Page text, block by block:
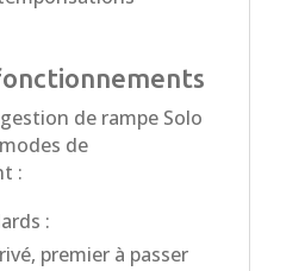
de rampe Solo
de
:
:
premier à passer